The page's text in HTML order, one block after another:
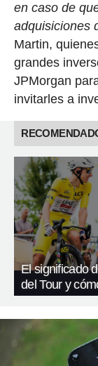
en caso de
adquisiciones
Martin,
grandes
JPMorgan
invitarles a
El significado
del Tour y